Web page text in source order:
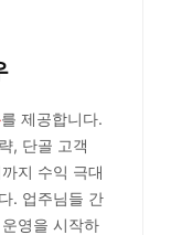
를 제공합니다.
, 단골 고객
지 수익 극대
. 업주님들 간
영을 시작하